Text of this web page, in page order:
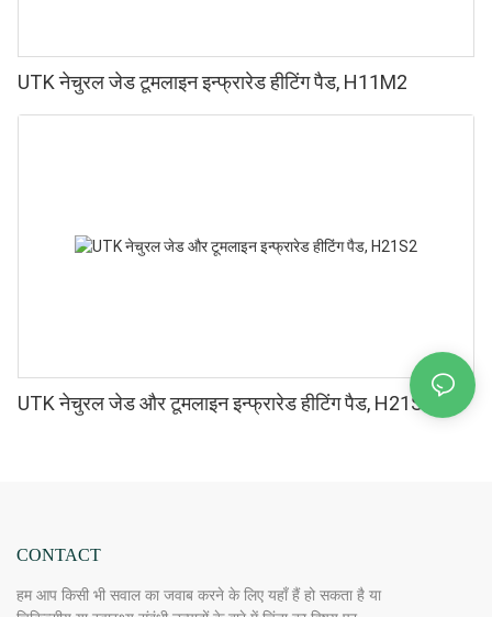
UTK नेचुरल जेड टूमलाइन इन्फ्रारेड हीटिंग पैड, H11M2
UTK नेचुरल जेड और टूमलाइन इन्फ्रारेड हीटिंग पैड, H21S2
CONTACT
हम आप किसी भी सवाल का जवाब करने के लिए यहाँ हैं हो सकता है या